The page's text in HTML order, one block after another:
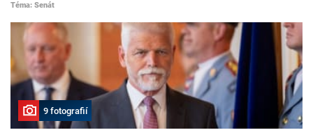
Téma: Senát
9 fotografií